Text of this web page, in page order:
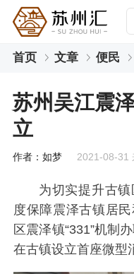
首页 文章 便民
苏州吴江震
立
作者：如梦 2021-08-31
为切实提升古
度保障震泽古镇居
区震泽镇“331”机制
在古镇设立首座微型